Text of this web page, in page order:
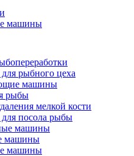
машины
рыбного цеха
машины
рыбы
мелкой кости
посола рыбы
машины
машины
машины